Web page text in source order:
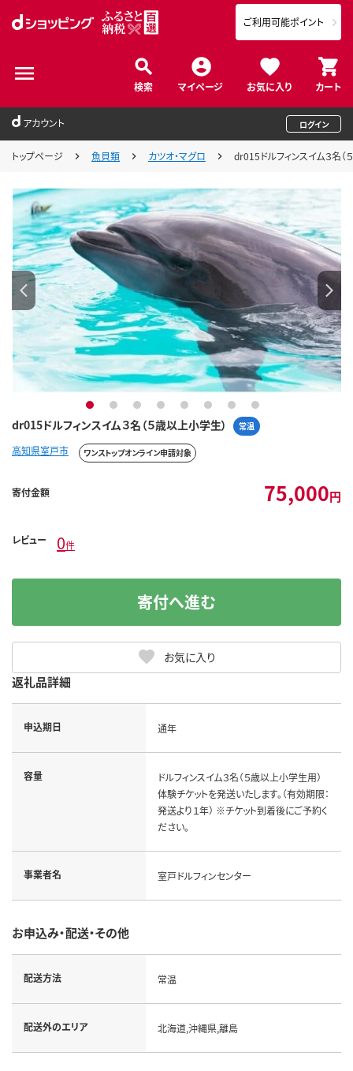
検索 マイページ お気に入り カート
ご利用可能ポイント
アカウント ログイン
トップページ 魚貝類 カツオ・マグロ dr015ドルフィンスイム３名（
dr015ドルフィンスイム３名（５歳以上小学生） 常温
1 2 3 4 5 6 7 8
高知県室戸市 ワンストップオンライン申請対象
寄付金額 75,000円
レビュー 0件
お気に入り
寄付へ進む
返礼品詳細
申込期日 通年
容量
ドルフィンスイム３名（５歳以上小学生用）
体験チケットを発送いたします。（有効期限：
発送より１年） ※チケット到着後にご予約く
ださい。
事業者名 室戸ドルフィンセンター
お申込み・配送・その他
配送方法 常温
配送外のエリア 北海道,沖縄県,離島